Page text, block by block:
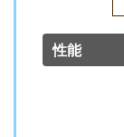
性能